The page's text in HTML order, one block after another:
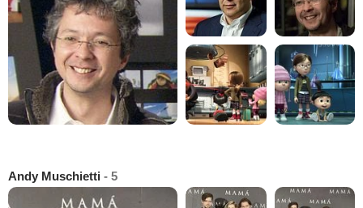
Andy Muschietti - 5